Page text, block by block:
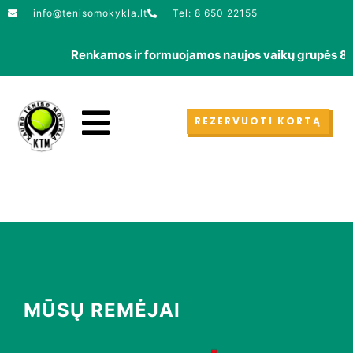
info@tenisomokykla.lt Tel: 8 650 22155
Renkamos ir formuojamos naujos vaikų grupės
REZERVUOTI KORTĄ
MŪSŲ REMĖJAI